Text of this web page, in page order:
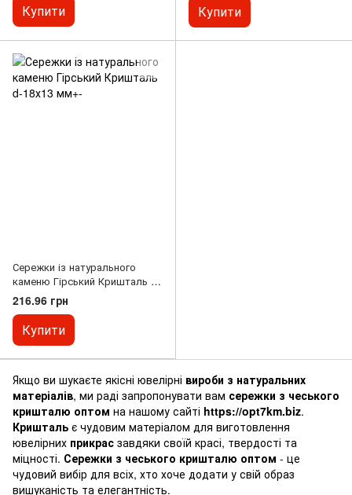
Купити Купити
Сережки із натурального
каменю Гірський Кришталь d-
18х13 мм+-
216.96 грн
Купити
Якщо ви шукаєте якісні ювелірні вироби з натуральних
матеріалів, ми раді запропонувати вам сережки з чеського
кришталю оптом на нашому сайті https://opt7km.biz.
Кришталь є чудовим матеріалом для виготовлення
ювелірних прикрас завдяки своїй красі, твердості та
міцності. Сережки з чеського кришталю оптом - це
чудовий вибір для всіх, хто хоче додати у свій образ
вишуканість та елегантність.